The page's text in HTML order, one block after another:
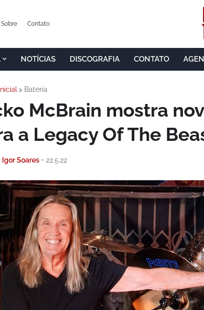
Sobre Contato
NOTÍCIAS DISCOGRAFIA CONTATO
Bateria
McBrain mostra
a Legacy Of The
Igor Soares • 22.5.22